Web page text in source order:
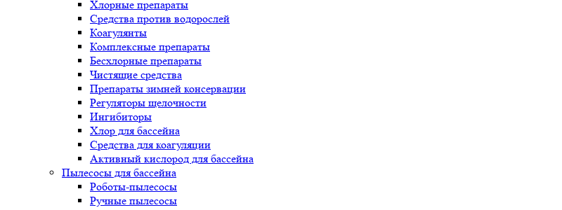
Хлорные препараты
Средства против водорослей
Коагулянты
Комплексные препараты
Бесхлорные препараты
Чистящие средства
Препараты зимней консервации
Регуляторы щелочности
Ингибиторы
Хлор для бассейна
Средства для коагуляции
Активный кислород для бассейна
Пылесосы для бассейна
Роботы-пылесосы
Ручные пылесосы